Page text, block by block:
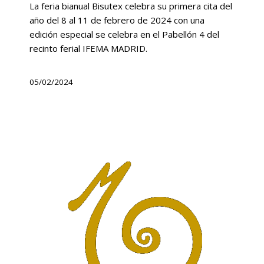
La feria bianual Bisutex celebra su primera cita del
año del 8 al 11 de febrero de 2024 con una
edición especial se celebra en el Pabellón 4 del
recinto ferial IFEMA MADRID.
05/02/2024